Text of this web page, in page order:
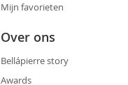
Mijn favorieten
Over ons
Bellápierre story
Awards